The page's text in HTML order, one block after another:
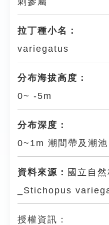
拉丁種小名：
variegatus
分布海拔高度：
0~ -5m
分布深度：
0~1m 潮間帶及潮池
資料來源： 國立自
_Stichopus
授權資訊：